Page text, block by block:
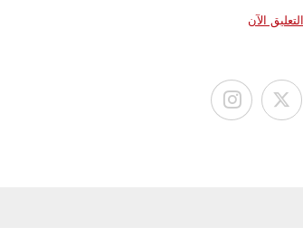
التعليق الآن